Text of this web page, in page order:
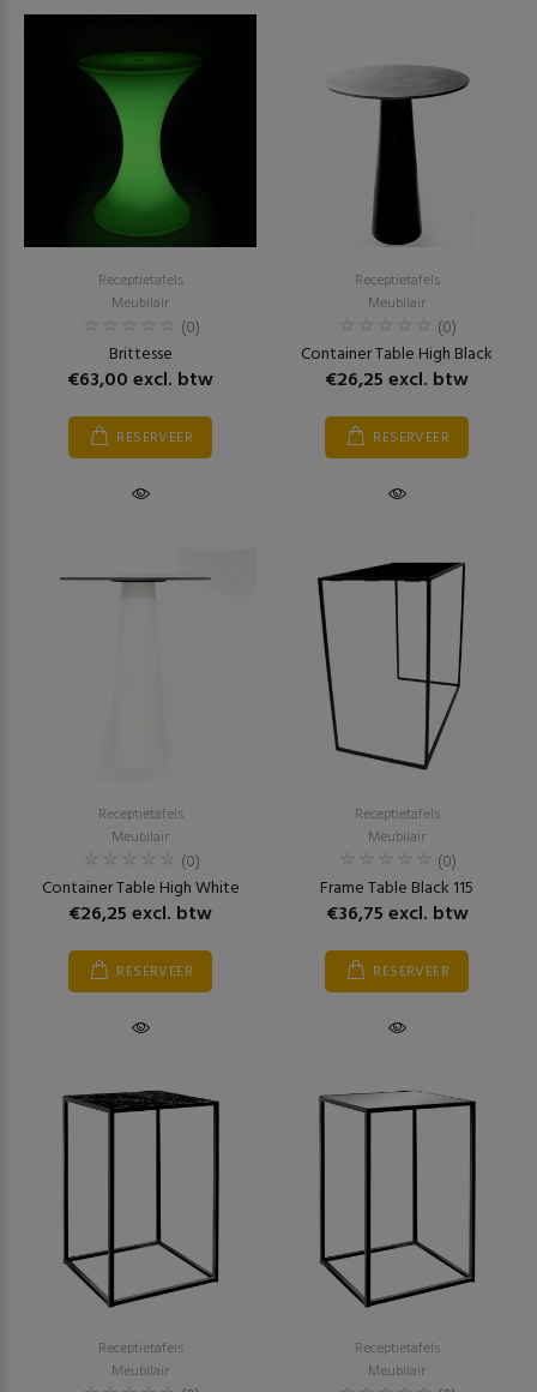
Receptietafels
Meubilair
(0)
Brittesse
€63,00 excl. btw
RESERVEER
Receptietafels
Meubilair
(0)
Container Table High Black
€26,25 excl. btw
RESERVEER
Receptietafels
Meubilair
(0)
Container Table High White
€26,25 excl. btw
RESERVEER
Receptietafels
Meubilair
(0)
Frame Table Black 115
€36,75 excl. btw
RESERVEER
Receptietafels
Meubilair
Receptietafels
Meubilair